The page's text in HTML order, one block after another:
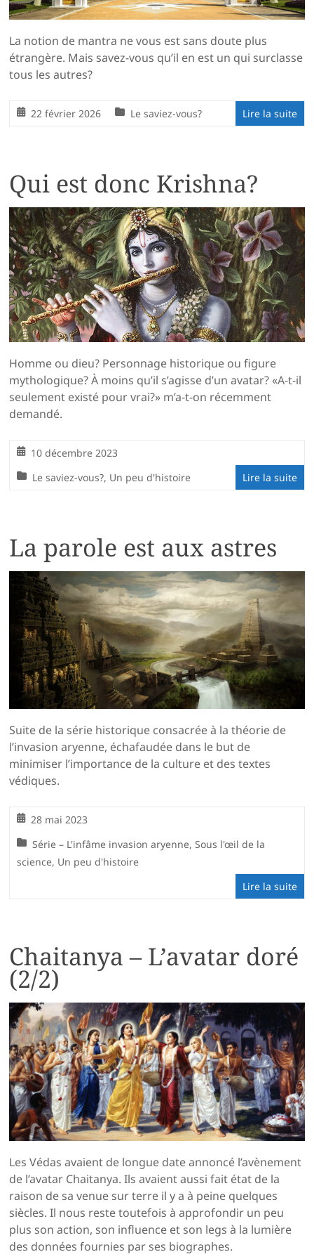
La notion de mantra ne vous est sans doute plus
étrangère. Mais savez-vous qu’il en est un qui surclasse
tous les autres?
22 février 2026 Le saviez-vous? Lire la suite
Qui est donc Krishna?
Homme ou dieu? Personnage historique ou figure
mythologique? À moins qu’il s’agisse d’un avatar? «A-t-il
seulement existé pour vrai?» m’a-t-on récemment
demandé.
10 décembre 2023
Le saviez-vous?, Un peu d'histoire Lire la suite
La parole est aux astres
Suite de la série historique consacrée à la théorie de
l’invasion aryenne, échafaudée dans le but de
minimiser l’importance de la culture et des textes
védiques.
28 mai 2023
Série – L'infâme invasion aryenne,Sous l'œil de la
science, Un peu d'histoire
Lire la suite
Chaitanya – L’avatar doré
(2/2)
Les Védas avaient de longue date annoncé l’avènement
de l’avatar Chaitanya. Ils avaient aussi fait état de la
raison de sa venue sur terre il y a à peine quelques
siècles. Il nous reste toutefois à approfondir un peu
plus son action, son influence et son legs à la lumière
des données fournies par ses biographes.